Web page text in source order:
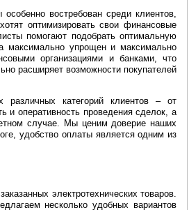
востребован среди клиентов,
оптимизировать свои финансовые
помогают подобрать оптимальную
максимально упрощен и максимально
организациями и банками, что
расширяет возможности покупателей
различных категорий клиентов – от
и оперативность проведения сделок, а
случае. Мы ценим доверие наших
удобство оплаты является одним из
электротехнических товаров.
несколько удобных вариантов